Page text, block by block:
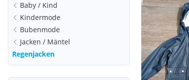
Baby / Kind
Kindermode
Bubenmode
Jacken / Mäntel
Regenjacken